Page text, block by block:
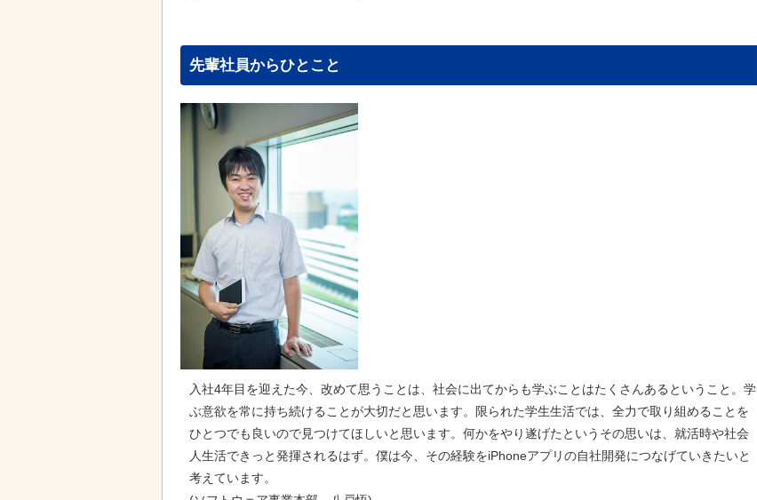
先輩社員からひとこと
入社4年目を迎えた今、改めて思うことは、社会に出てからも学ぶことはたくさんあるということ。学
ぶ意欲を常に持ち続けることが大切だと思います。限られた学生生活では、全力で取り組めることを
ひとつでも良いので見つけてほしいと思います。何かをやり遂げたというその思いは、就活時や社会
人生活できっと発揮されるはず。僕は今、その経験をiPhoneアプリの自社開発につなげていきたいと
考えています。